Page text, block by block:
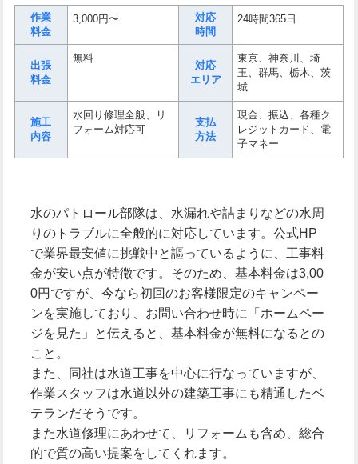
作業
料金
3,000円〜
対応
時間
24時間365日
出張
料金
無料
対応
エリア
東京、神奈川、埼
玉、群馬、栃木、茨
城
施工
内容
水回り修理全般、リ
フォーム対応可
支払
方法
現金、振込、各種ク
レジットカード、電
子マネー
水のパトロール部隊は、水漏れや詰まりなどの水周
りのトラブルに全般的に対応しています。公式HP
で業界最安値に挑戦中と謳っているように、工事料
金が安い点が特徴です。そのため、基本料金は3,00
0円ですが、今なら初回のお客様限定のキャンペー
ンを実施しており、お問い合わせ時に「ホームペー
ジを見た」と伝えると、基本料金が無料になるとの
こと。
また、同社は水道工事を中心に行なっていますが、
作業スタッフは水道以外の建築工事にも精通したベ
テランだそうです。
また水道修理にあわせて、リフォームも含め、総合
的で質の高い提案をしてくれます。